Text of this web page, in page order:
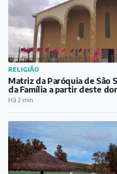
RELIGIÃO
Matriz da Paróquia de São
da Família a partir deste
Há 2 min